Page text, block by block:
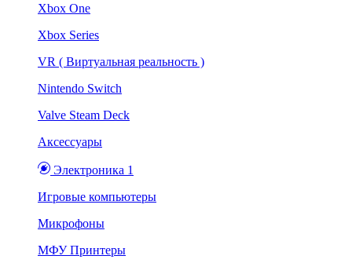
Xbox One
Xbox Series
VR ( Виртуальная реальность )
Nintendo Switch
Valve Steam Deck
Аксессуары
Электроника 1
Игровые компьютеры
Микрофоны
МФУ Принтеры